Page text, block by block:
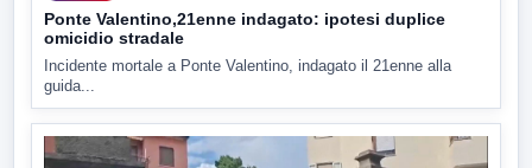
Ponte Valentino,21enne indagato: ipotesi duplice
omicidio stradale
Incidente mortale a Ponte Valentino, indagato il 21enne alla
guida...